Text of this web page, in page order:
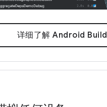
详细了解 Android Build